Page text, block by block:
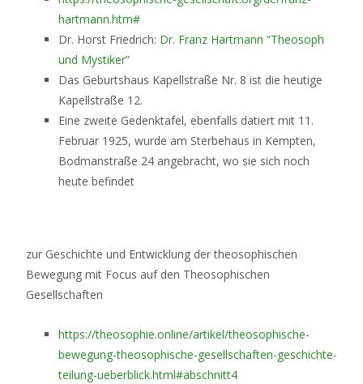
hartmann.htm#
Dr. Horst Friedrich: Dr. Franz Hartmann “Theosoph
und Mystiker”
Das Geburtshaus Kapellstraße Nr. 8 ist die heutige
Kapellstraße 12.
Eine zweite Gedenktafel, ebenfalls datiert mit 11.
Februar 1925, wurde am Sterbehaus in Kempten,
Bodmanstraße 24 angebracht, wo sie sich noch
heute befindet
zur Geschichte und Entwicklung der theosophischen
Bewegung mit Focus auf den Theosophischen
Gesellschaften
https://theosophie.online/artikel/theosophische-
bewegung-theosophische-gesellschaften-geschichte-
teilung-ueberblick.html#abschnitt4